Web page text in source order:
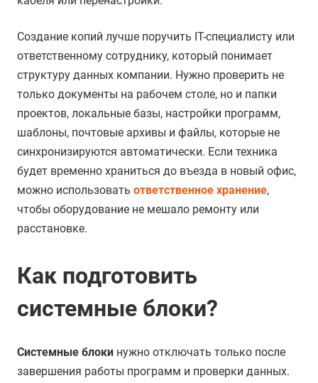
Создание копий лучше поручить IT-специалисту или
ответственному сотруднику, который понимает
структуру данных компании. Нужно проверить не
только документы на рабочем столе, но и папки
проектов, локальные базы, настройки программ,
шаблоны, почтовые архивы и файлы, которые не
синхронизируются автоматически. Если техника
будет временно храниться до въезда в новый офис,
можно использовать ответственное хранение,
чтобы оборудование не мешало ремонту или
расстановке.
Как подготовить
системные блоки?
Системные блоки нужно отключать только после
завершения работы программ и проверки данных.